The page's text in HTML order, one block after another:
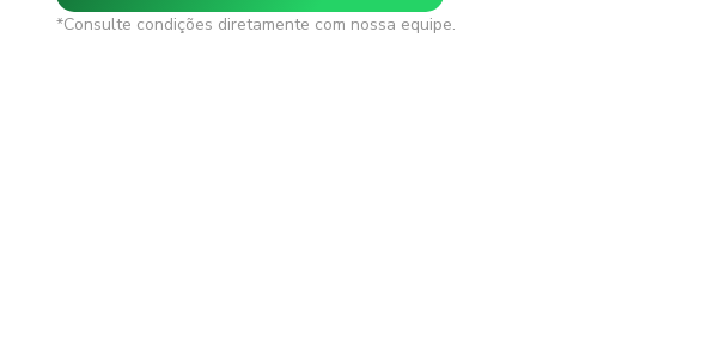
*Consulte condições diretamente com nossa equipe.